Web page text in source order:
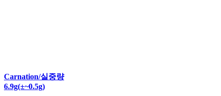
Carnation/실중량
6.9g(±~0.5g)